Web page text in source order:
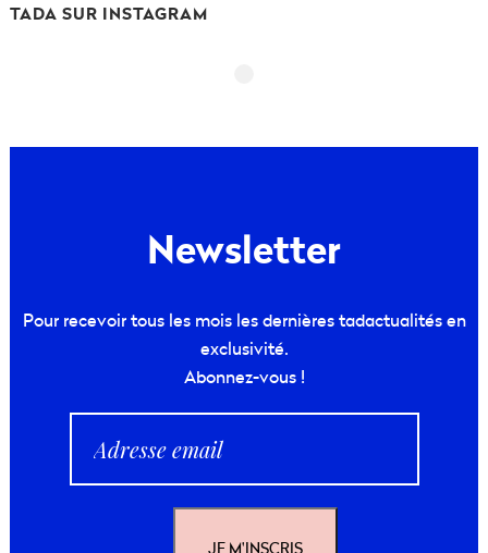
TADA SUR INSTAGRAM
Newsletter
Pour recevoir tous les mois les dernières tadactualités en
exclusivité.
Abonnez-vous !